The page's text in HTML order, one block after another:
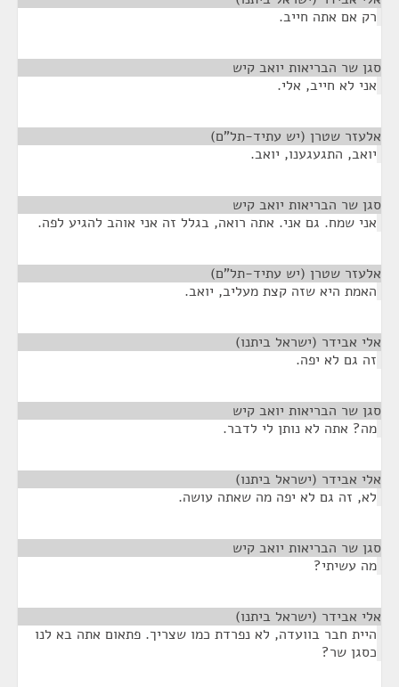
רק אם אתה חייב.
סגן שר הבריאות יואב קיש
אני לא חייב, אלי.
אלעזר שטרן (יש עתיד-תל"ם)
יואב, התגעגענו, יואב.
סגן שר הבריאות יואב קיש
אני שמח. גם אני. אתה רואה, בגלל זה אני אוהב להגיע לפה.
אלעזר שטרן (יש עתיד-תל"ם)
האמת היא שזה קצת מעליב, יואב.
אלי אבידר (ישראל ביתנו)
זה גם לא יפה.
סגן שר הבריאות יואב קיש
מה? אתה לא נותן לי לדבר.
אלי אבידר (ישראל ביתנו)
לא, זה גם לא יפה מה שאתה עושה.
סגן שר הבריאות יואב קיש
מה עשיתי?
אלי אבידר (ישראל ביתנו)
היית חבר בוועדה, לא נפרדת כמו שצריך. פתאום אתה בא לנו
כסגן שר?